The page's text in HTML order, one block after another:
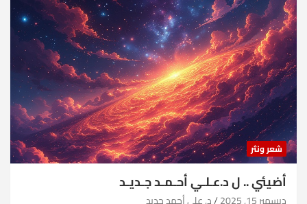
شعر ونثر
أضيئي .. ل د.عـلـي أحـمـد جـديـد